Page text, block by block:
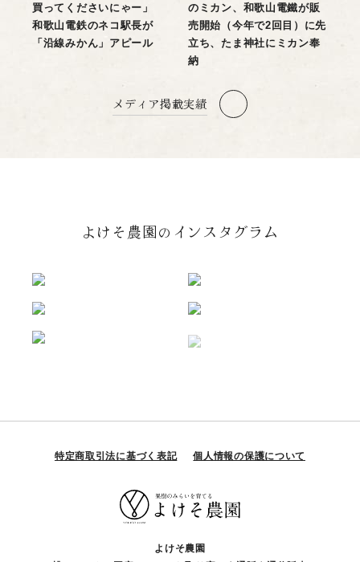
買ってくださいにゃー」
和歌山電鉄のネコ駅長が
「沿線みかん」アピール
のミカン、和歌山電鐵が販
売開始（今年で2回目）に先
立ち、たま神社にミカン奉
納
メディア掲載実績
よけそ農園のインスタグラム
特定商取引法に基づく表記 個人情報の保護について
よけそ農園